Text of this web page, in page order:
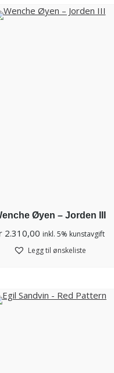
Øyen – Jorden III
2.310,00 inkl. 5% kunstavgift
Legg til ønskeliste